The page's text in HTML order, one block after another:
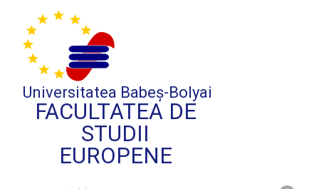
Universitatea Babeș-Bolyai
FACULTATEA DE
STUDII
EUROPENE